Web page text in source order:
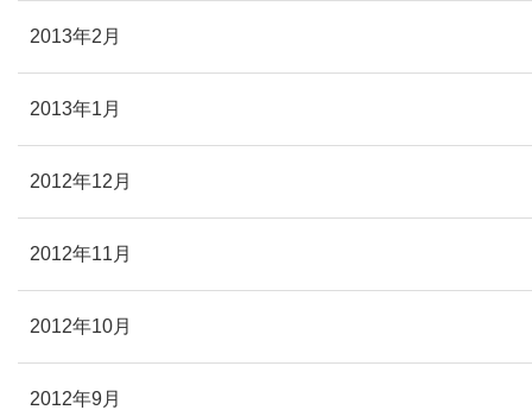
2013年2月
2013年1月
2012年12月
2012年11月
2012年10月
2012年9月